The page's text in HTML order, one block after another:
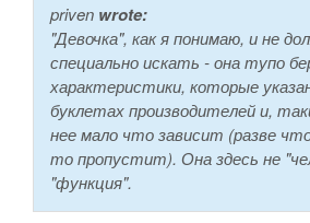
priven wrote:
"Девочка", как я понимаю, и не
специально искать - она тупо
характеристики, которые
буклетах производителей и,
нее мало что зависит (разве
то пропустит). Она здесь не
"функция".